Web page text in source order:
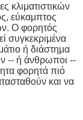
κλιματιστικών
εύκαμπτος
Ο φορητός
συγκεκριμένα
ή διάστημα
-- ή άνθρωποι --
φορητά πιό
και να